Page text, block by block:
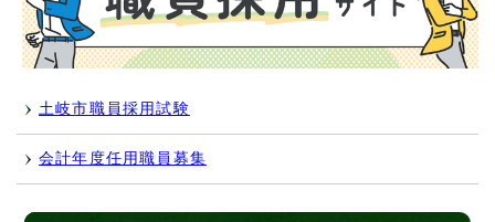
土岐市職員採用試験
会計年度任用職員募集